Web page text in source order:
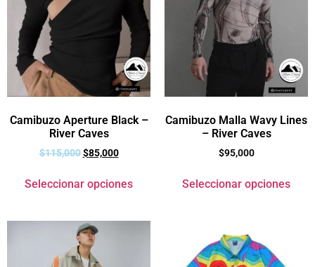
Camibuzo Aperture Black –
River Caves
$115,000 $85,000
Seleccionar opciones
Camibuzo Malla Wavy Lines
– River Caves
$95,000
Seleccionar opciones